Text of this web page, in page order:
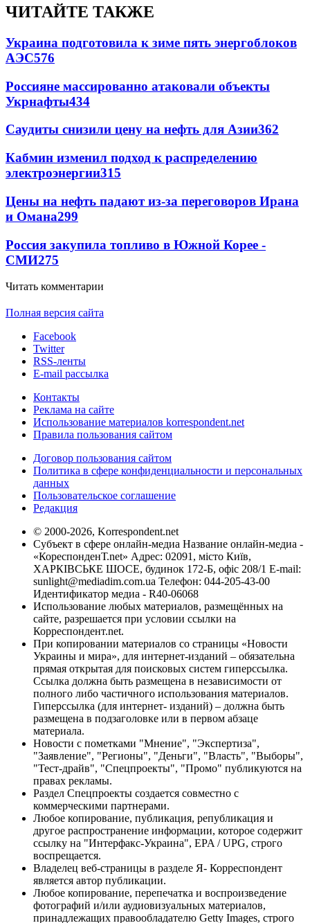
ЧИТАЙТЕ ТАКЖЕ
Украина подготовила к зиме пять энергоблоков
АЭС576
Россияне массированно атаковали объекты
Укрнафты434
Саудиты снизили цену на нефть для Азии362
Кабмин изменил подход к распределению
электроэнергии315
Цены на нефть падают из-за переговоров Ирана
и Омана299
Россия закупила топливо в Южной Корее -
СМИ275
Читать комментарии
Полная версия сайта
Facebook
Twitter
RSS-ленты
E-mail рассылка
Контакты
Реклама на сайте
Использование материалов korrespondent.net
Правила пользования сайтом
Договор пользования сайтом
Политика в сфере конфиденциальности и персональных
данных
Пользовательское соглашение
Редакция
© 2000-2026, Korrespondent.net
Субъект в сфере онлайн-медиа Название онлайн-медиа -
«КореспонденТ.net» Адрес: 02091, місто Київ,
ХАРКІВСЬКЕ ШОСЕ, будинок 172-Б, офіс 208/1 E-mail:
sunlight@mediadim.com.ua Телефон: 044-205-43-00
Идентификатор медиа - R40-06068
Использование любых материалов, размещённых на
сайте, разрешается при условии ссылки на
Корреспондент.net.
При копировании материалов со страницы «Новости
Украины и мира», для интернет-изданий – обязательна
прямая открытая для поисковых систем гиперссылка.
Ссылка должна быть размещена в независимости от
полного либо частичного использования материалов.
Гиперссылка (для интернет- изданий) – должна быть
размещена в подзаголовке или в первом абзаце
материала.
Новости с пометками "Мнение", "Экспертиза",
"Заявление", "Регионы", "Деньги", "Власть", "Выборы",
"Тест-драйв", "Спецпроекты", "Промо" публикуются на
правах рекламы.
Раздел Спецпроекты создается совместно с
коммерческими партнерами.
Любое копирование, публикация, републикация и
другое распространение информации, которое содержит
ссылку на "Интерфакс-Украина", EPA / UPG, строго
воспрещается.
Владелец веб-страницы в разделе Я- Корреспондент
является автор публикации.
Любое копирование, перепечатка и воспроизведение
фотографий и/или аудиовизуальных материалов,
принадлежащих правообладателю Getty Images, строго